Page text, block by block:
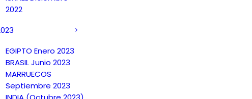
2022
EGIPTO Enero 2023
BRASIL Junio 2023
MARRUECOS
Septiembre 2023